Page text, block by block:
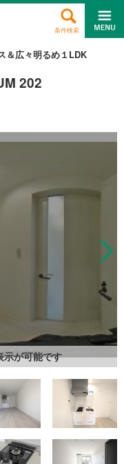
条件検索
＆広々明るめ１LDK
202
示が可能です